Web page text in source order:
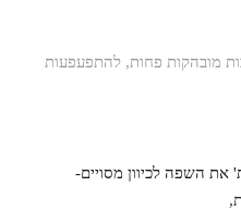
מובהקות פחות, להתפעפעות
השפה לכיוון מסויים-